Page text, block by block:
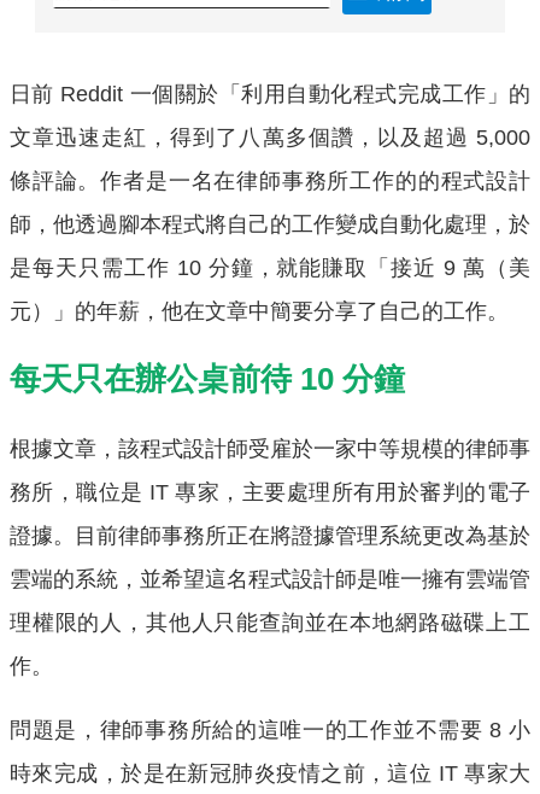
日前 Reddit 一個關於「利用自動化程式完成工作」的
文章迅速走紅，得到了八萬多個讚，以及超過 5,000
條評論。作者是一名在律師事務所工作的的程式設計
師，他透過腳本程式將自己的工作變成自動化處理，於
是每天只需工作 10 分鐘，就能賺取「接近 9 萬（美
元）」的年薪，他在文章中簡要分享了自己的工作。
每天只在辦公桌前待 10 分鐘
根據文章，該程式設計師受雇於一家中等規模的律師事
務所，職位是 IT 專家，主要處理所有用於審判的電子
證據。目前律師事務所正在將證據管理系統更改為基於
雲端的系統，並希望這名程式設計師是唯一擁有雲端管
理權限的人，其他人只能查詢並在本地網路磁碟上工
作。
問題是，律師事務所給的這唯一的工作並不需要 8 小
時來完成，於是在新冠肺炎疫情之前，這位 IT 專家大